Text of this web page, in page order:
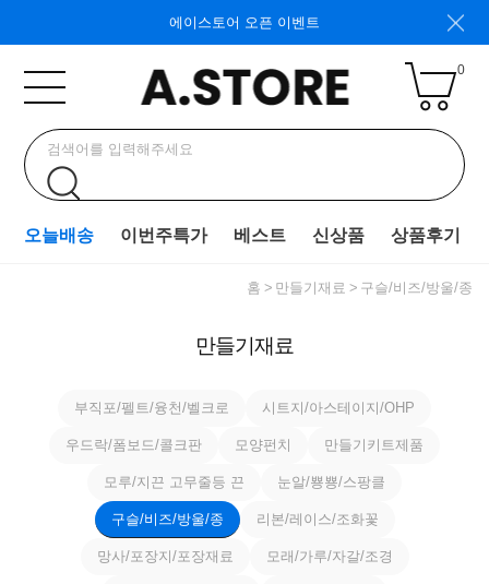
에이스토어 오픈 이벤트
0
오늘배송 이번주특가 베스트 신상품 상품후기
홈 만들기재료 구슬/비즈/방울/종
만들기재료
부직포/펠트/융천/벨크로 시트지/아스테이지/OHP
우드락/폼보드/콜크판 모양펀치 만들기키트제품
모루/지끈 고무줄등 끈 눈알/뿅뿅/스팡클
구슬/비즈/방울/종 리본/레이스/조화꽃
망사/포장지/포장재료 모래/가루/자갈/조경